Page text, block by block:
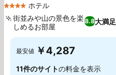
4 ホテルのランク
ホテル
8.8大満足
街並みや山の景色を楽
しめるお部屋
最安値 ￥4,287
11件のサイトの料金を表示